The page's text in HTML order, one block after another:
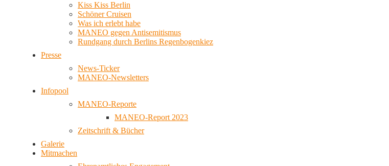
Kiss Kiss Berlin
Schöner Cruisen
Was ich erlebt habe
MANEO gegen Antisemitismus
Rundgang durch Berlins Regenbogenkiez
Presse
News-Ticker
MANEO-Newsletters
Infopool
MANEO-Reporte
MANEO-Report 2023
Zeitschrift & Bücher
Galerie
Mitmachen